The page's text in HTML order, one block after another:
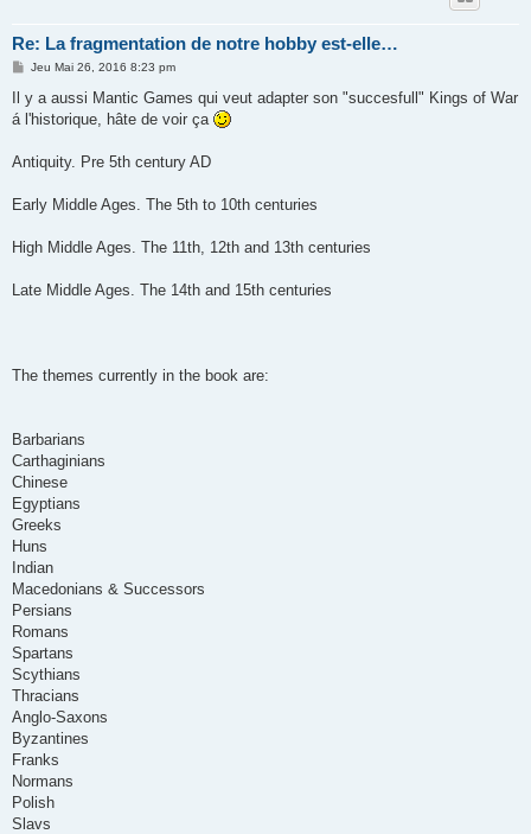
Re: La fragmentation de notre hobby est-elle…
M
s
s
a
Jeu Mai 26, 2016 8:23 pm
Il y a aussi Mantic Games qui veut adapter son "succesfull" Kings of War
á l'historique, hâte de voir ça
Antiquity. Pre 5th century AD
Early Middle Ages. The 5th to 10th centuries
High Middle Ages. The 11th, 12th and 13th centuries
Late Middle Ages. The 14th and 15th centuries
The themes currently in the book are:
Barbarians
Carthaginians
Chinese
Egyptians
Greeks
Huns
Indian
Macedonians & Successors
Persians
Romans
Spartans
Scythians
Thracians
Anglo-Saxons
Byzantines
Franks
Normans
Polish
Slavs